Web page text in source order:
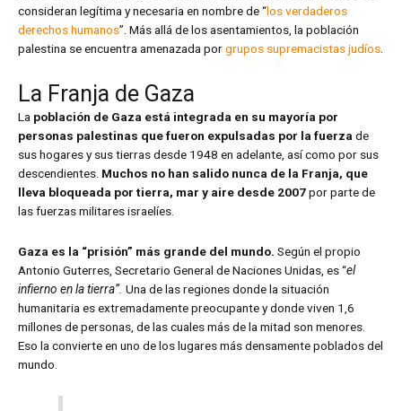
consideran legítima y necesaria en nombre de “los verdaderos
derechos humanos”. Más allá de los asentamientos, la población
palestina se encuentra amenazada porgrupos supremacistas judíos
La Franja de Gaza
La población de Gaza está integrada en su mayoría por
personas palestinas que fueron expulsadas por la fuerza de
sus hogares y sus tierras desde 1948 en adelante, así como por sus
descendientes. Muchos no han salido nunca de la Franja, que
lleva bloqueada por tierra, mar y aire desde 2007por parte de
las fuerzas militares israelíes.
Gaza es la “prisión” más grande del mundo. Según el propio
Antonio Guterres, Secretario General de Naciones Unidas, es “el
infierno en la tierra”. Una de las regiones donde la situación
humanitaria es extremadamente preocupante y donde viven 1,6
millones de personas, de las cuales más de la mitad son menores.
Eso la convierte en uno de los lugares más densamente poblados del
mundo.